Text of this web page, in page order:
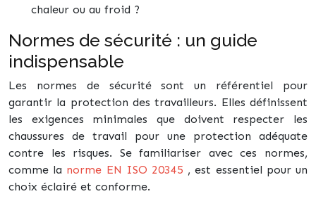
chaleur ou au froid ?
Normes de sécurité : un guide
indispensable
Les normes de sécurité sont un référentiel pour
garantir la protection des travailleurs. Elles définissent
les exigences minimales que doivent respecter les
chaussures de travail pour une protection adéquate
contre les risques. Se familiariser avec ces normes,
comme la norme EN ISO 20345 , est essentiel pour un
choix éclairé et conforme.